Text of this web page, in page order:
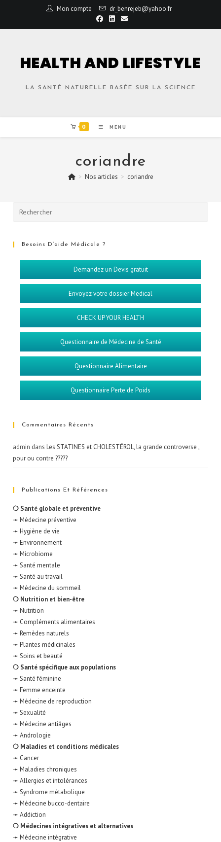
Mon compte dr_benrejeb@yahoo.fr
HEALTH AND LIFESTYLE
LA SANTÉ NATURELLE BASÉE SUR LA SCIENCE
0 MENU
coriandre
> Nos articles > coriandre
Besoins D’aide Médicale ?
Demandez un Devis gratuit
Envoyez votre dossier Medical
CHECK UP YOUR HEALTH
Questionnaire de Médecine de Santé
Questionnaire Alimentaire
Questionnaire Perte de Poids
Commentaires Récents
admin dansLes STATINES et CHOLESTÉROL, la grande controverse ,
pour ou contre ?????
Publications Et Références
❍ Santé globale et préventive
➛ Médecine préventive
➛ Hygiène de vie
➛ Environnement
➛ Microbiome
➛ Santé mentale
➛ Santé au travail
➛ Médecine du sommeil
❍ Nutrition et bien-être
➛ Nutrition
➛ Compléments alimentaires
➛ Remèdes naturels
➛ Plantes médicinales
➛ Soins et beauté
❍ Santé spécifique aux populations
➛ Santé féminine
➛ Femme enceinte
➛ Médecine de reproduction
➛ Sexualité
➛ Médecine antiâges
➛ Andrologie
❍ Maladies et conditions médicales
➛ Cancer
➛ Maladies chroniques
➛ Allergies et intolérances
➛ Syndrome métabolique
➛ Médecine bucco-dentaire
➛ Addiction
❍ Médecines intégratives et alternatives
➛ Médecine intégrative